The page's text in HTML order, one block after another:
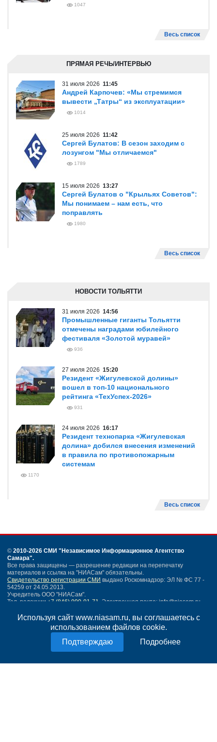
Используя сайт www.niasam.ru, вы соглашаетесь с
использованием файлов cookie.
Подробнее
1047
Весь список
ПРЯМАЯ РЕЧЬ/ИНТЕРВЬЮ
31 июля 2026 11:45
Андрей Карпочев: «Мы стремимся
вывести „Татры“ из эксплуатации»
1014
25 июля 2026 11:42
Сергей Булатов: В сезон заходим с
лозунгом "Мы отличаемся"
1789
15 июля 2026 13:27
Сергей Булатов о "Крыльях Советов":
Мы понимаем – нам есть, что
поправлять
1980
Весь список
НОВОСТИ ТОЛЬЯТТИ
31 июля 2026 14:56
Промышленные гиганты Тольятти
отмечены наградами юбилейного
фестиваля «Золотой муравей»
936
27 июля 2026 15:20
Резидент «Жигулевской долины»
вошел в топ-10 национального
рейтинга «ТехУспех-2026»
931
24 июля 2026 16:17
Резидент технопарка «Жигулевская
долина» добился внесения изменений
в правила по противопожарным
системам
1170
Весь список
© 2010-2026 СМИ "Независимое Информационное Агентство
Самара".
Все права защищены — разрешение редакции на перепечатку
материалов и ссылка на "НИАСам" обязательны.
Свидетельство регистрации СМИ выдано Роскомнадзор: ЭЛ № ФС 77 -
54259 от 24.05.2013.
Учредитель ООО "НИАСам".
Тел. редакции +7 (846) 990-91-71. Электронная почта: info@niasam.ru
Написать письмо
Политика конфиденциальности
18+